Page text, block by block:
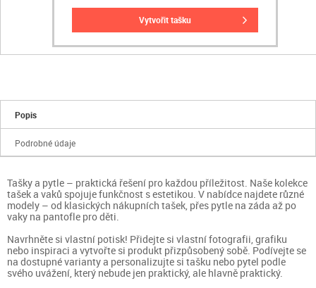
vytvořit tašku
Popis
Podrobné údaje
Tašky a pytle – praktická řešení pro každou příležitost. Naše kolekce
tašek a vaků spojuje funkčnost s estetikou. V nabídce najdete různé
modely – od klasických nákupních tašek, přes pytle na záda až po
vaky na pantofle pro děti.
Navrhněte si vlastní potisk! Přidejte si vlastní fotografii, grafiku
nebo inspiraci a vytvořte si produkt přizpůsobený sobě. Podívejte se
na dostupné varianty a personalizujte si tašku nebo pytel podle
svého uvážení, který nebude jen praktický, ale hlavně praktický.